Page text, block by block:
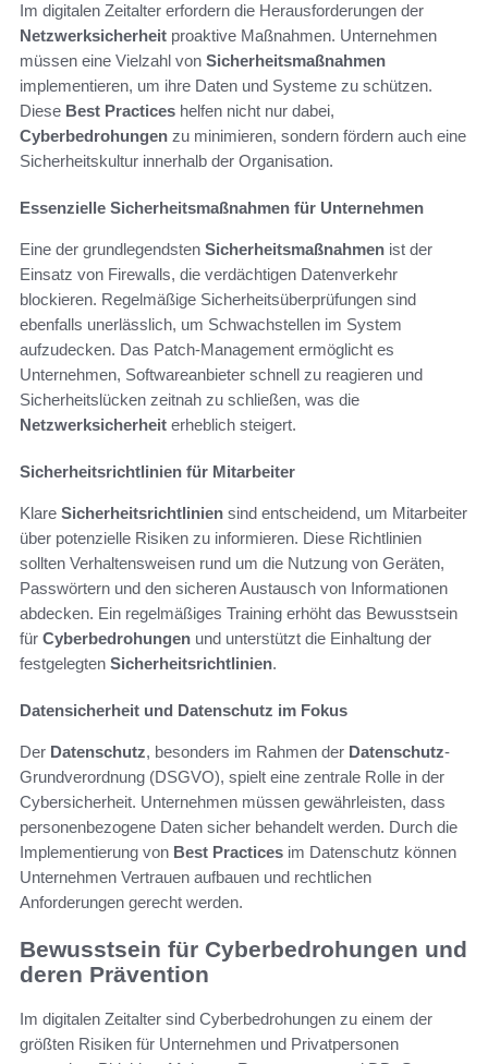
Im digitalen Zeitalter erfordern die Herausforderungen der
Netzwerksicherheit proaktive Maßnahmen. Unternehmen
müssen eine Vielzahl von Sicherheitsmaßnahmen
implementieren, um ihre Daten und Systeme zu schützen.
Diese Best Practices helfen nicht nur dabei,
Cyberbedrohungen zu minimieren, sondern fördern auch eine
Sicherheitskultur innerhalb der Organisation.
Essenzielle Sicherheitsmaßnahmen für Unternehmen
Eine der grundlegendsten Sicherheitsmaßnahmen ist der
Einsatz von Firewalls, die verdächtigen Datenverkehr
blockieren. Regelmäßige Sicherheitsüberprüfungen sind
ebenfalls unerlässlich, um Schwachstellen im System
aufzudecken. Das Patch-Management ermöglicht es
Unternehmen, Softwareanbieter schnell zu reagieren und
Sicherheitslücken zeitnah zu schließen, was die
Netzwerksicherheit erheblich steigert.
Sicherheitsrichtlinien für Mitarbeiter
Klare Sicherheitsrichtlinien sind entscheidend, um Mitarbeiter
über potenzielle Risiken zu informieren. Diese Richtlinien
sollten Verhaltensweisen rund um die Nutzung von Geräten,
Passwörtern und den sicheren Austausch von Informationen
abdecken. Ein regelmäßiges Training erhöht das Bewusstsein
für Cyberbedrohungen und unterstützt die Einhaltung der
festgelegten Sicherheitsrichtlinien.
Datensicherheit und Datenschutz im Fokus
Der Datenschutz, besonders im Rahmen der Datenschutz-
Grundverordnung (DSGVO), spielt eine zentrale Rolle in der
Cybersicherheit. Unternehmen müssen gewährleisten, dass
personenbezogene Daten sicher behandelt werden. Durch die
Implementierung von Best Practices im Datenschutz können
Unternehmen Vertrauen aufbauen und rechtlichen
Anforderungen gerecht werden.
Bewusstsein für Cyberbedrohungen und
deren Prävention
Im digitalen Zeitalter sind Cyberbedrohungen zu einem der
größten Risiken für Unternehmen und Privatpersonen